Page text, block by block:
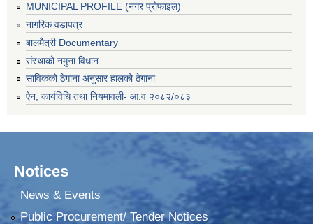
MUNICIPAL PROFILE (नगर प्रोफाइल)
नागरिक वडापत्र
बालमैत्री Documentary
संस्थाको नमुना विधान
साविकको ठेगाना अनुसार हालको ठेगाना
ऐन, कार्यविधि तथा नियमावली- आ.व २०८२/०८३
Notices
News & Events
Public Procurement/ Tender Notices